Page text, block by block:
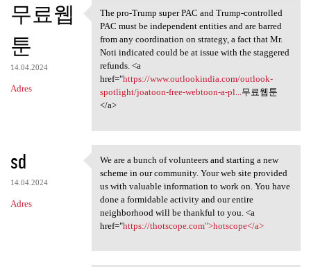
무료웹
툰
14.04.2024
Adres
The pro-Trump super PAC and
The pro-Trump super PAC and Trump-controlled
PAC must be independent entities and are barred
from any coordination on strategy, a fact that Mr.
Noti indicated could be at issue with the staggered
refunds. <a
href="https://www.outlookindia.com/outlook-
spotlight/joatoon-free-webtoon-a-pl...무료웹툰
</a>
sd
14.04.2024
Adres
We are a bunch of volunteers
We are a bunch of volunteers and starting a new
scheme in our community. Your web site provided
us with valuable information to work on. You have
done a formidable activity and our entire
neighborhood will be thankful to you. <a
href="https://thotscope.com">hotscope</a>